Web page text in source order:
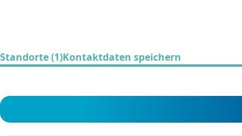
Standorte (1)Kontaktdaten speichern